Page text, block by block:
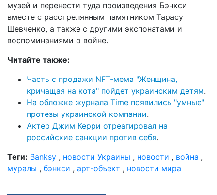
музей и перенести туда произведения Бэнкси
вместе с расстрелянным памятником Тарасу
Шевченко, а также с другими экспонатами и
воспоминаниями о войне.
Читайте также:
Часть с продажи NFT-мема "Женщина,
кричащая на кота" пойдет украинским детям.
На обложке журнала Time появились "умные"
протезы украинской компании.
Актер Джим Керри отреагировал на
российские санкции против себя.
Теги: Banksy , новости Украины , новости , война ,
муралы , бэнкси , арт-объект , новости мира